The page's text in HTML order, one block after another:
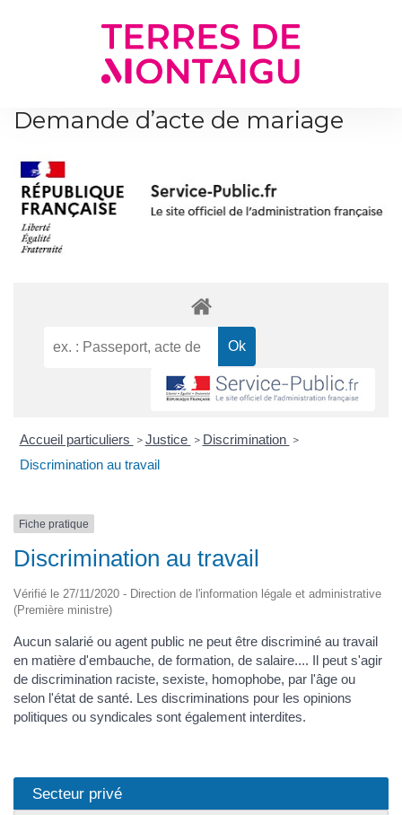
Demande d’acte de mariage
Accueil particuliers > Justice > Discrimination >
Discrimination au travail
Fiche pratique
Discrimination au travail
Vérifié le 27/11/2020 - Direction de l'information légale et administrative
(Première ministre)
Aucun salarié ou agent public ne peut être discriminé au travail
en matière d'embauche, de formation, de salaire.... Il peut s'agir
de discrimination raciste, sexiste, homophobe, par l'âge ou
selon l'état de santé. Les discriminations pour les opinions
politiques ou syndicales sont également interdites.
Secteur privé